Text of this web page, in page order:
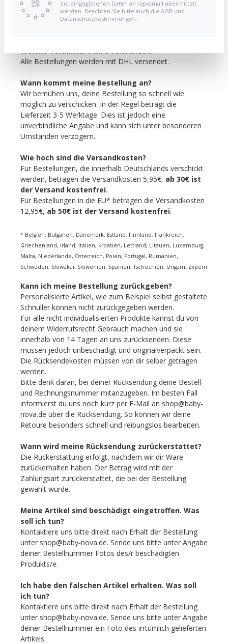
nachzukommen. Jedoch können wir leider nicht
garantieren, dass Änderungen in bereits aufgegebenen
Welche Versandart wird verwendet?
Alle Bestellungen werden mit DHL versendet.
Wann kommt meine Bestellung an?
Wir bemühen uns, deine Bestellung so schnell wie
möglich zu verschicken. In der Regel beträgt die
Lieferzeit 3-5 Werktage. Dies ist jedoch eine
unverbindliche Angabe und kann sich unter besonderen
Umständen verzögern.
Wie hoch sind die Versandkosten?
Für Bestellungen, die innerhalb Deutschlands verschickt
werden, betragen die Versandkosten 5,95€, ab 30€ ist
der Versand kostenfrei.
Für Bestellungen in die EU* betragen die Versandkosten
12,95€, ab 50€ ist der Versand kostenfrei.
* Belgien, Bulgarien, Dänemark, Estland, Finnland, Frankreich,
Griechenland, Irland, Italien, Kroatien, Lettland, Litauen, Luxemburg,
Malta, Niederlande, Österreich, Polen, Portugal, Rumänien,
Schweden, Slowakai, Slowenien, Spanien, Tschechien, Ungarn, Zypern
Kann ich meine Bestellung zurückgeben?
Personalisierte Artikel, wie zum Beispiel selbst gestaltete
Schnuller können nicht zurückgegeben werden.
Für alle nicht individualisierten Produkte kannst du von
deinem Widerrufsrecht Gebrauch machen und sie
innerhalb von 14 Tagen an uns zurücksenden. Diese
müssen jedoch unbeschädigt und originalverpackt sein.
Die Rücksendekosten müssen von dir selber getragen
werden.
Bitte denk daran, bei deiner Rücksendung deine Bestell-
und Rechnungsnummer mitanzugeben. Im besten Fall
informierst du uns noch kurz per E-Mail an shop@baby-
nova.de über die Rücksendung. So können wir deine
Retoure besonders schnell und reibungslos bearbeiten.
Wann wird meine Rücksendung zurückerstattet?
Die Rückerstattung erfolgt, nachdem wir dir Ware
zurückerhalten haben. Der Betrag wird mit der
Zahlungsart zurückerstattet, die bei der Bestellung
gewählt wurde.
Meine Artikel sind beschädigt eingetroffen. Was
soll ich tun?
Kontaktiere uns bitte direkt nach Erhalt der Bestellung
unter shop@baby-nova.de. Sende uns bitte unter Angabe
deiner Bestellnummer Fotos des/r beschädigten
Produkts/e.
Ich habe den falschen Artikel erhalten. Was soll
ich tun?
Kontaktiere uns bitte direkt nach Erhalt der Bestellung
unter shop@baby-nova.de. Sende uns bitte unter Angabe
deiner Bestellnummer ein Foto des irrtümlich gelieferten
Artikels.
die eingegebenen Daten an rapidmail übermittelt
werden. Beachten Sie bitte auch die AGB und
Datenschutzbestimmungen.